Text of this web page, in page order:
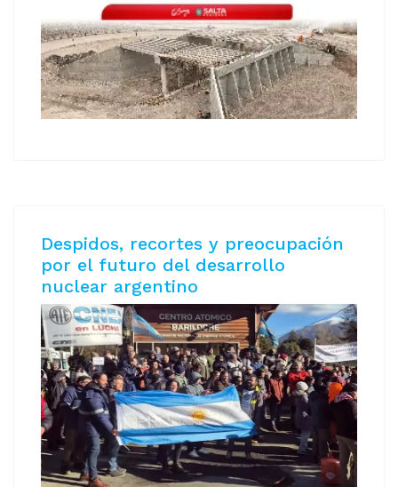
Despidos, recortes y preocupación
por el futuro del desarrollo
nuclear argentino